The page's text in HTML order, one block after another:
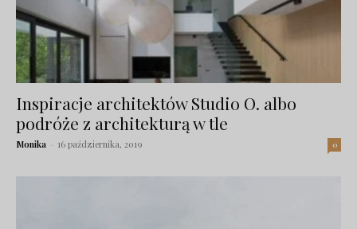
Inspiracje architektów Studio O. albo
podróże z architekturą w tle
Monika - 16 października, 2019 0